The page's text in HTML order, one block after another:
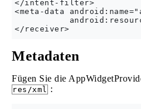
</intent-filter>
<meta-data
Metadaten
Fügen Sie die
res/xml :